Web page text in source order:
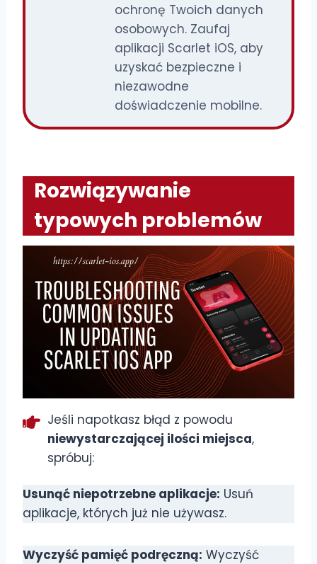
ochronę Twoich danych
osobowych. Zaufaj
aplikacji Scarlet iOS, aby
uzyskać bezpieczne i
niezawodne
doświadczenie mobilne.
Rozwiązywanie
typowych problemów
Jeśli napotkasz błąd z powodu
niewystarczającej ilości miejsca,
spróbuj:
Usunąć niepotrzebne aplikacje: Usuń
aplikacje, których już nie używasz.
Wyczyść pamięć podręczną: Wyczyść